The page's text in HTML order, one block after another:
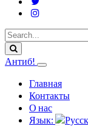
Антиб!
Главная
Контакты
О нас
Язык: